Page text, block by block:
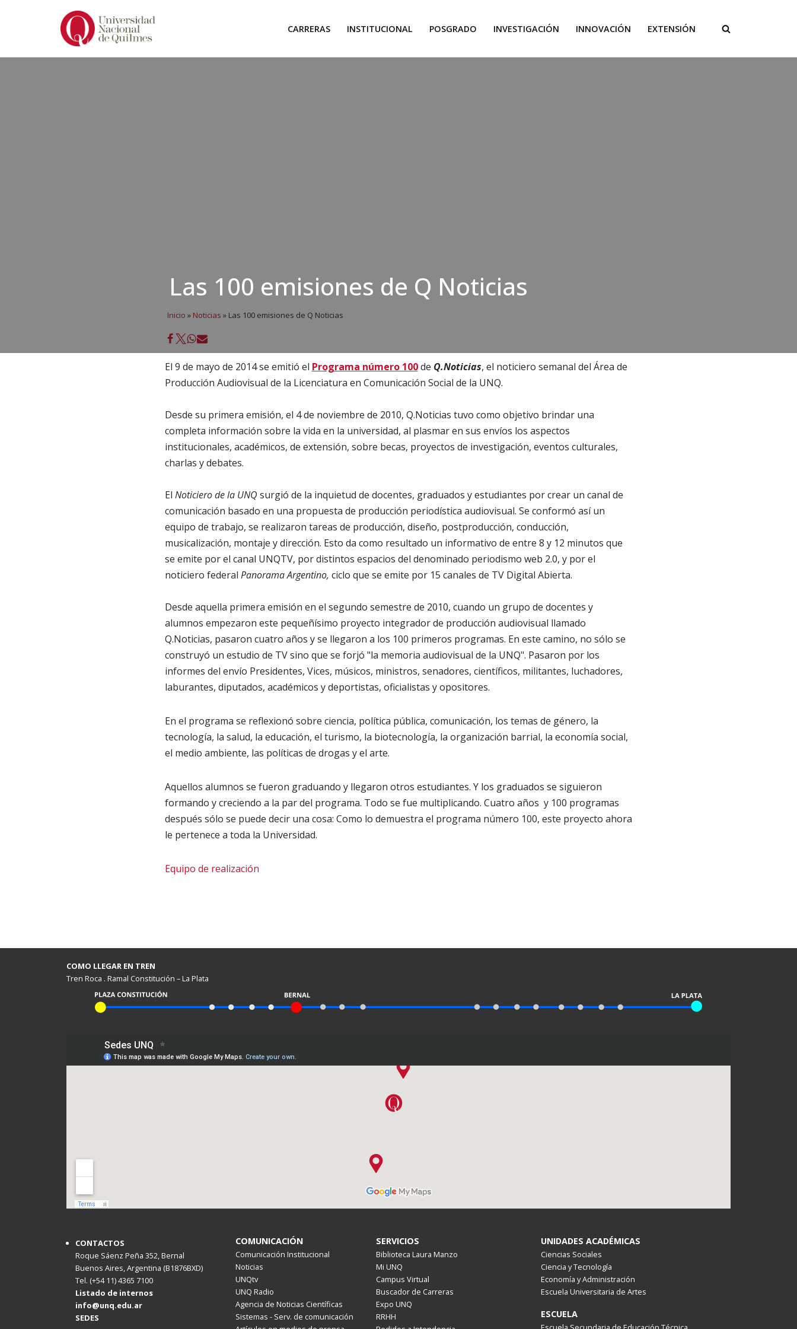
CARRERAS INSTITUCIONAL POSGRADO INVESTIGACIÓN INNOVACIÓN EXTENSIÓN
Las 100 emisiones de Q Noticias
Inicio » Noticias » Las 100 emisiones de Q Noticias
El 9 de mayo de 2014 se emitió el Programa número 100de Q.Noticias, el noticiero semanal del Área de
Producción Audiovisual de la Licenciatura en Comunicación Social de la UNQ.
Desde su primera emisión, el 4 de noviembre de 2010, Q.Noticias tuvo como objetivo brindar una
completa información sobre la vida en la universidad, al plasmar en sus envíos los aspectos
institucionales, académicos, de extensión, sobre becas, proyectos de investigación, eventos culturales,
charlas y debates.
El Noticiero de la UNQ surgió de la inquietud de docentes, graduados y estudiantes por crear un canal de
comunicación basado en una propuesta de producción periodística audiovisual. Se conformó así un
equipo de trabajo, se realizaron tareas de producción, diseño, postproducción, conducción,
musicalización, montaje y dirección. Esto da como resultado un informativo de entre 8 y 12 minutos que
se emite por el canal UNQTV, por distintos espacios del denominado periodismo web 2.0, y por el
noticiero federal Panorama Argentino, ciclo que se emite por 15 canales de TV Digital Abierta.
Desde aquella primera emisión en el segundo semestre de 2010, cuando un grupo de docentes y
alumnos empezaron este pequeñísimo proyecto integrador de producción audiovisual llamado
Q.Noticias, pasaron cuatro años y se llegaron a los 100 primeros programas. En este camino, no sólo se
construyó un estudio de TV sino que se forjó "la memoria audiovisual de la UNQ". Pasaron por los
informes del envío Presidentes, Vices, músicos, ministros, senadores, científicos, militantes, luchadores,
laburantes, diputados, académicos y deportistas, oficialistas y opositores.
En el programa se reflexionó sobre ciencia, política pública, comunicación, los temas de género, la
tecnología, la salud, la educación, el turismo, la biotecnología, la organización barrial, la economía social,
el medio ambiente, las políticas de drogas y el arte.
Aquellos alumnos se fueron graduando y llegaron otros estudiantes. Y los graduados se siguieron
formando y creciendo a la par del programa. Todo se fue multiplicando. Cuatro años y 100 programas
después sólo se puede decir una cosa: Como lo demuestra el programa número 100, este proyecto ahora
le pertenece a toda la Universidad.
Equipo de realización
COMO LLEGAR EN TREN
Tren Roca . Ramal Constitución – La Plata
CONTACTOS
Roque Sáenz Peña 352, Bernal
Buenos Aires, Argentina (B1876BXD)
Tel. (+54 11) 4365 7100
Listado de internos
info@unq.edu.ar
SEDES
COMUNICACIÓN
Comunicación Institucional
Noticias
UNQtv
UNQ Radio
Agencia de Noticias Científicas
Sistemas - Serv. de comunicación
SERVICIOS
Biblioteca Laura Manzo
Mi UNQ
Campus Virtual
Buscador de Carreras
Expo UNQ
RRHH
UNIDADES ACADÉMICAS
Ciencias Sociales
Ciencia y Tecnología
Economía y Administración
Escuela Universitaria de Artes
ESCUELA